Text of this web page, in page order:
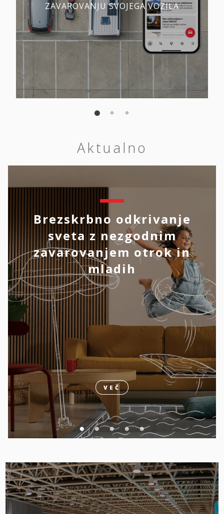
ZAVAROVANJU SVOJEGA VOZILA
Aktualno
Brezskrbno odkrivanje
sveta z nezgodnim
zavarovanjem otrok in
mladih
VEČ